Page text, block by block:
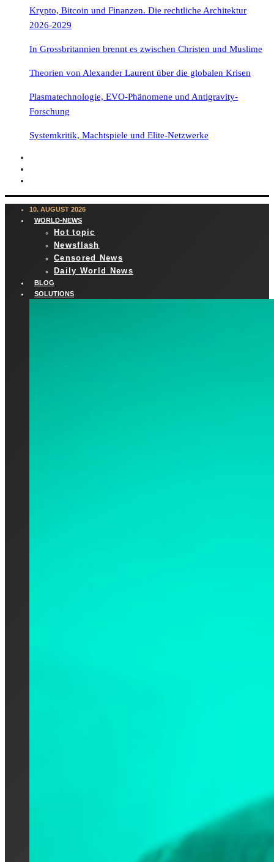
Krypto, Bitcoin und Finanzen. Die rechtliche Architektur
2026-2029
In Grossbritannien brennt es zwischen Christen und Muslime
Theorien von Alexander Laurent über die globalen Krisen
Plasmatechnologie, EVO-Phänomene und Antigravity-
Forschung
Systemkritik, Machtspiele und Elite-Netzwerke
10. AUGUST 2026
WORLD-NEWS
Hot topic
Newsflash
Censored News
Daily World News
BLOG
SOLUTIONS